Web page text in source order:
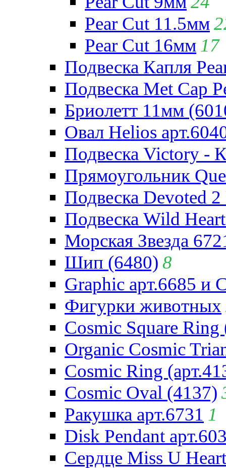
Pear Cut 11.5мм
Pear Cut 16мм 17
Подвеска Капля
Подвеска Met Cap
Бриолетт 11мм
Овал Helios
Подвеска Victory -
Прямоугольник
Подвеска Devoted
Подвеска Wild
Морская Звезда
Шип (6480) 8
Graphic арт.6685 и
Фигурки животных
Cosmic Square Ring
Organic Cosmic
Cosmic Ring
Cosmic Oval (4137)
Ракушка арт.6731 1
Disk Pendant
Сердце Miss U